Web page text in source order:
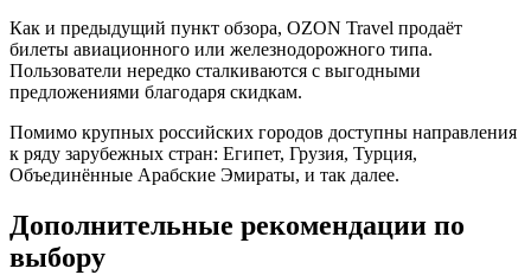
Как и предыдущий пункт обзора, OZON Travel продаёт
билеты авиационного или железнодорожного типа.
Пользователи нередко сталкиваются с выгодными
предложениями благодаря скидкам.
Помимо крупных российских городов доступны направления
к ряду зарубежных стран: Египет, Грузия, Турция,
Объединённые Арабские Эмираты, и так далее.
Дополнительные рекомендации по
выбору